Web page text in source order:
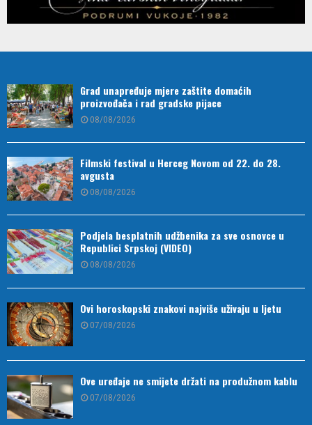
Grad unapređuje mjere zaštite domaćih
proizvođača i rad gradske pijace
08/08/2026
Filmski festival u Herceg Novom od 22. do 28.
avgusta
08/08/2026
Podjela besplatnih udžbenika za sve osnovce u
Republici Srpskoj (VIDEO)
08/08/2026
Ovi horoskopski znakovi najviše uživaju u ljetu
07/08/2026
Ove uređaje ne smijete držati na produžnom kablu
07/08/2026